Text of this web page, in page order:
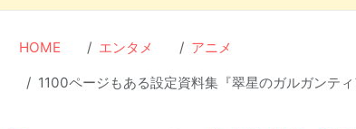
HOME エンタメ アニメ
1100ページもある設定資料集『翠星のガルガンティ